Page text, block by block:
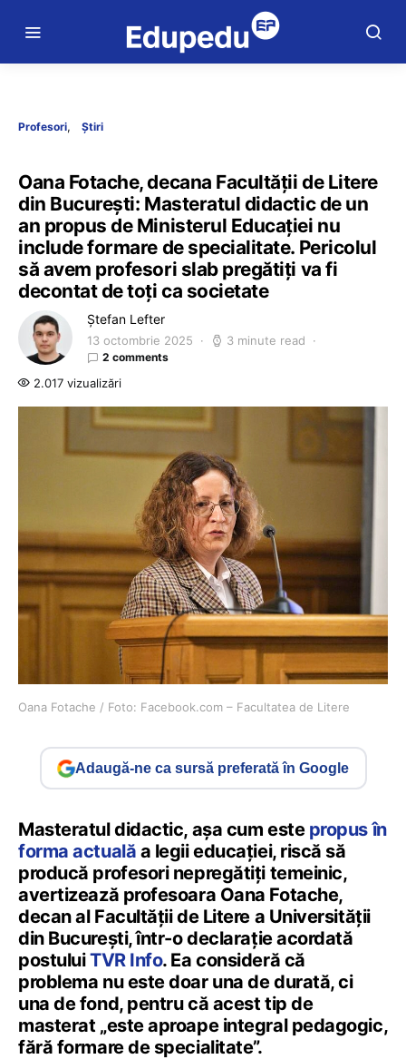
Profesori Știri
Oana Fotache, decana Facultății de Litere
din București: Masteratul didactic de un
an propus de Ministerul Educației nu
include formare de specialitate. Pericolul
să avem profesori slab pregătiți va fi
decontat de toți ca societate
Ștefan Lefter
13 octombrie 2025 3 minute read
2 comments
2.017 vizualizări
Oana Fotache / Foto: Facebook.com – Facultatea de Litere
Adaugă-ne ca sursă preferată în Google
Masteratul didactic, așa cum este propus în
forma actuală a legii educației, riscă să
producă profesori nepregătiți temeinic,
avertizează profesoara Oana Fotache,
decan al Facultății de Litere a Universității
din București, într-o declarație acordată
postuluiTVR Info. Ea consideră că
problema nu este doar una de durată, ci
una de fond, pentru că acest tip de
masterat „este aproape integral pedagogic,
fără formare de specialitate”.